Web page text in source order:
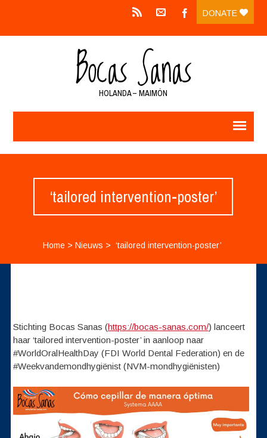
DONATE
HOLANDA – MAIMÓN
‘tailored intervention-poster’
Home> Nieuws > ‘tailored intervention-poster’
Stichting Bocas Sanas (https://bocas-sanas.com/) lanceert
haar ‘tailored intervention-poster’ in aanloop naar
#WorldOralHealthDay (FDI World Dental Federation) en de
#Weekvandemondhygiënist (NVM-mondhygiënisten)